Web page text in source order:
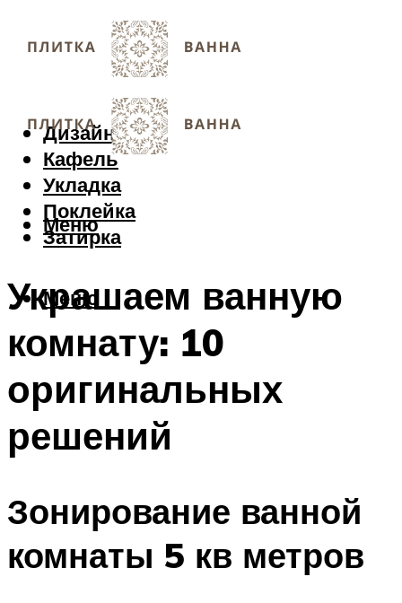
Дизайн
Кафель
Укладка
Поклейка
Затирка
Меню
Меню
Украшаем ванную
комнату: 10
оригинальных
решений
Зонирование ванной
комнаты 5 кв метров